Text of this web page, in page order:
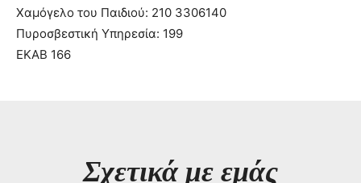
Χαμόγελο του Παιδιού: 210 3306140
Πυροσβεστική Υπηρεσία: 199
ΕΚΑΒ 166
Σχετικά με εμάς